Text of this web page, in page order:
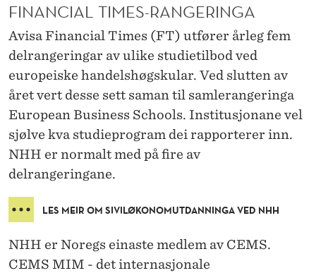
EFINANCIAL TIMES-RANGERINGA
Avisa Financial Times (FT) utfører årleg fem
delrangeringar av ulike studietilbod ved
europeiske handelshøgskular. Ved slutten av
året vert desse sett saman til samlerangeringa
European Business Schools. Institusjonane vel
sjølve kva studieprogram dei rapporterer inn.
NHH er normalt med på fire av
delrangeringane.
LES MEIR OM SIVILØKONOMUTDANNINGA VED NHH
NHH er Noregs einaste medlem av CEMS.
CEMS MIM - det internasjonale